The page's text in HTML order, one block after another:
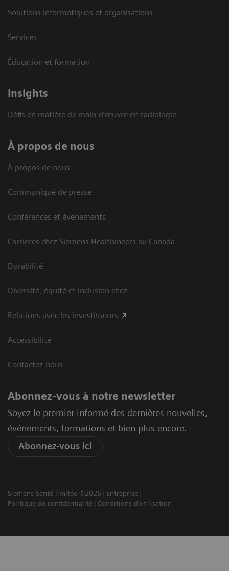
Solutions informatiques et organisations
Services
Éducation et formation
Insights
Défis en matière de main-d’œuvre en radiologie
À propos de nous
À propos de nous
Communiqué de presse
Conférences et événements
Carrières chez Siemens Healthineers au Canada
Durabilité
Diversité, équité et inclusion chez
Relations avec les investisseurs
Accessibilité
Contactez-nous
Abonnez-vous à notre newsletter
Soyez le premier informé des dernières nouvelles,
événements, formations et bien plus encore.
Abonnez-vous ici
Siemens Santé limitée ©2026
Entreprise
Politique de confidentialité
Conditions d'utilisation